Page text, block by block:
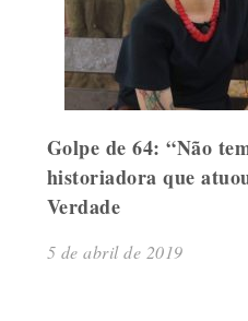
Golpe de 64: “Não
historiadora que
Verdade
5 de abril de 2019